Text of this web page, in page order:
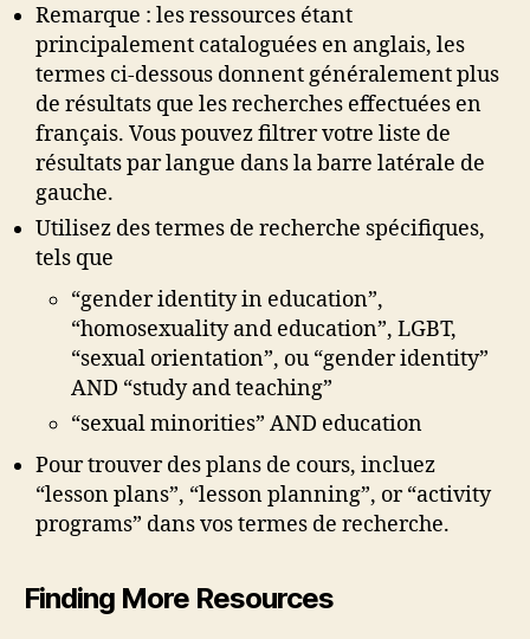
Remarque : les ressources étant
principalement cataloguées en anglais, les
termes ci-dessous donnent généralement plus
de résultats que les recherches effectuées en
français. Vous pouvez filtrer votre liste de
résultats par langue dans la barre latérale de
gauche.
Utilisez des termes de recherche spécifiques,
tels que
“gender identity in education”,
“homosexuality and education”, LGBT,
“sexual orientation”, ou “gender identity”
AND “study and teaching”
“sexual minorities” AND education
Pour trouver des plans de cours, incluez
“lesson plans”, “lesson planning”, or “activity
programs” dans vos termes de recherche.
Finding More Resources